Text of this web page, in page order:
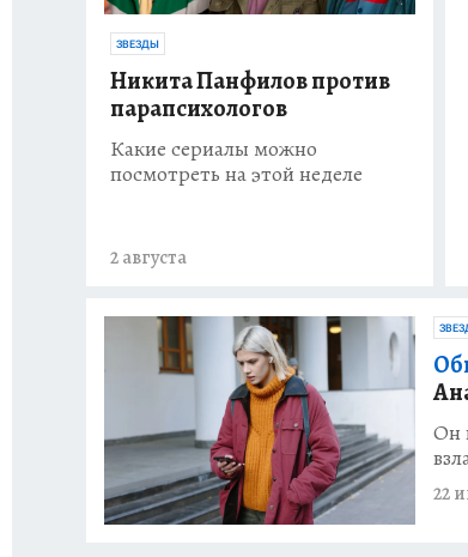
ЗВЕЗДЫ
Никита Панфилов против
парапсихологов
Какие сериалы можно
посмотреть на этой неделе
2 августа
Он
22